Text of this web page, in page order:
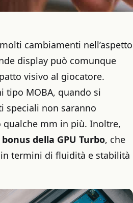
cambiamenti nell’aspetto
display può comunque
visivo al giocatore.
tipo MOBA, quando si
speciali non saranno
qualche mm in più. Inoltre,
della GPU Turbo, che
termini di fluidità e stabilità